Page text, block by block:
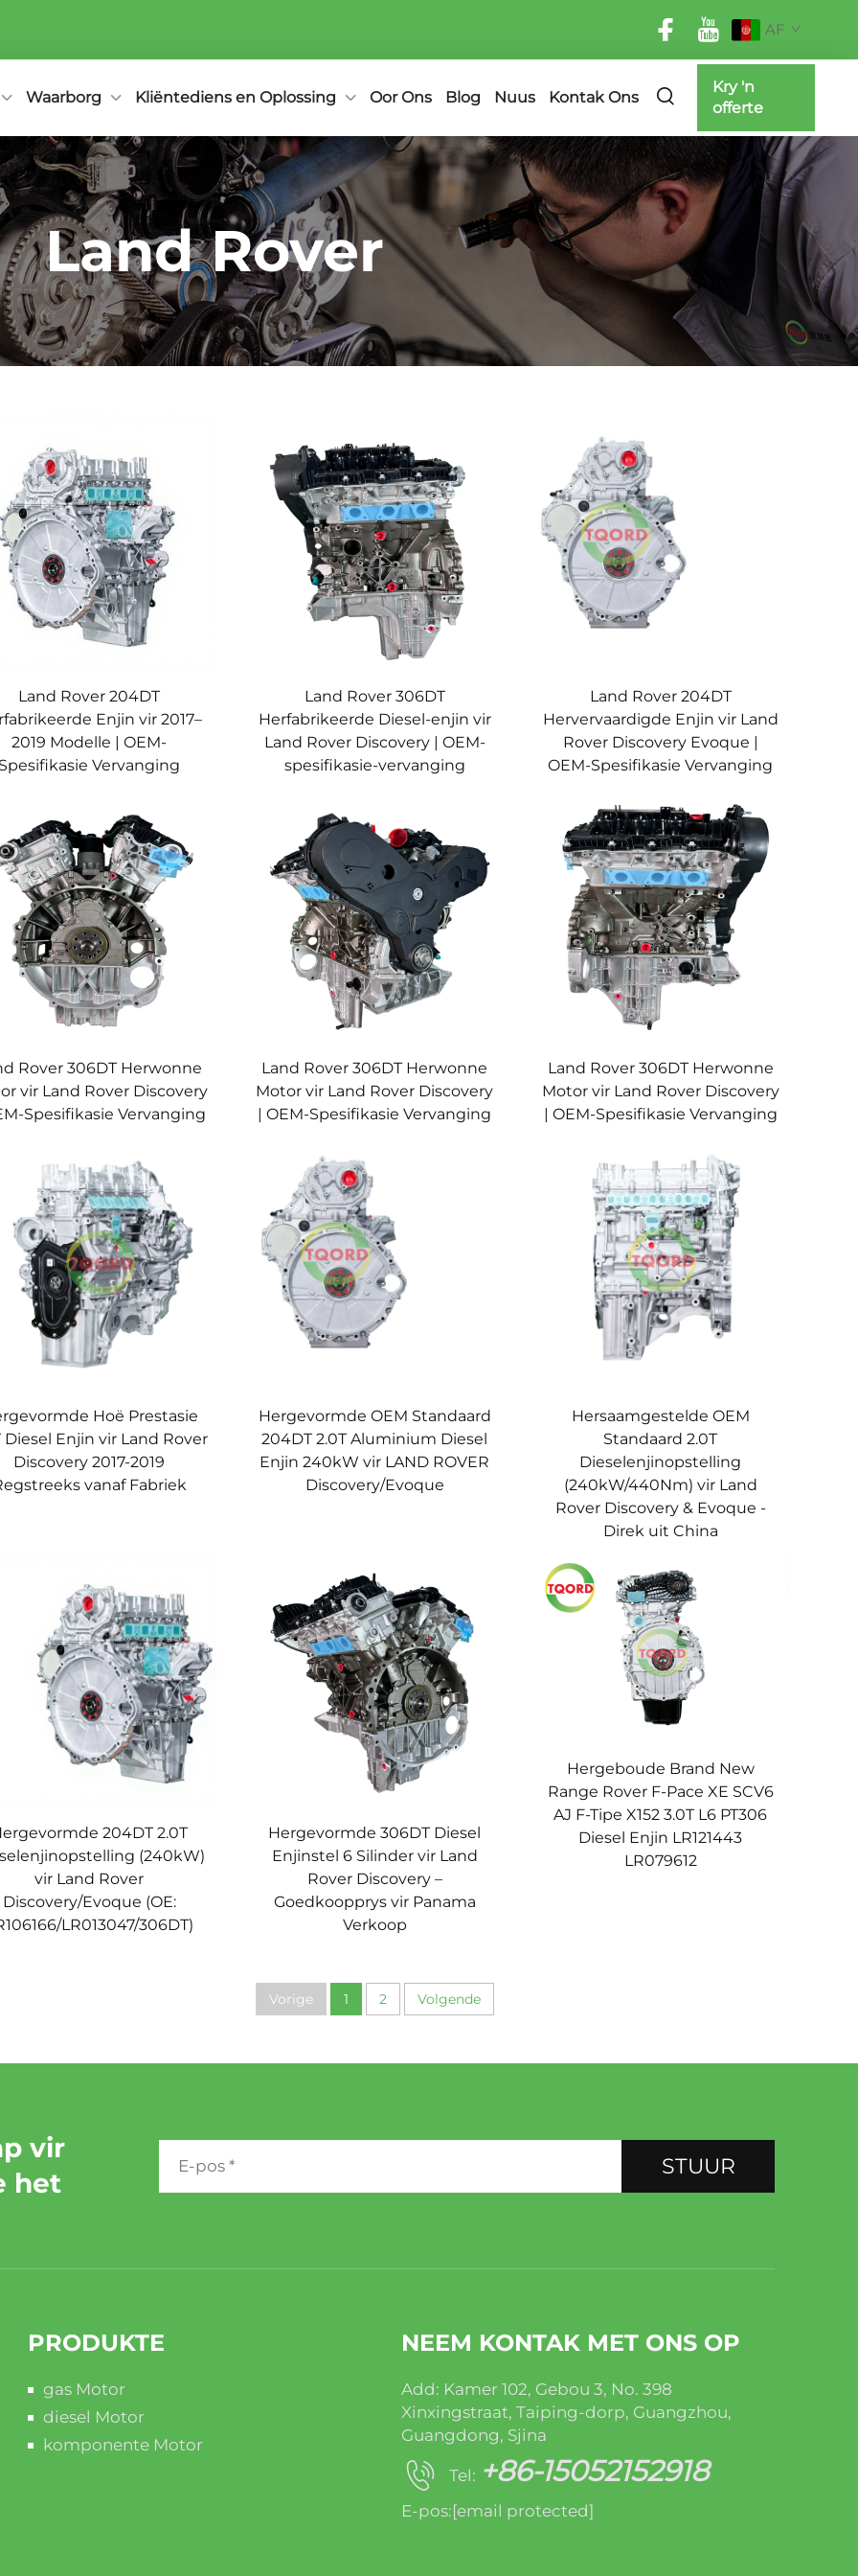
AF
Waarborg Kliëntediens en Oplossing Oor Ons Blog Nuus Kontak Ons
Kry 'n
offerte
Land Rover
Land Rover 204DT
Enjin vir 2017–
2019 Modelle | OEM-
Spesifikasie Vervanging
Land Rover 306DT
Herfabrikeerde Diesel-enjin vir
Land Rover Discovery | OEM-
spesifikasie-vervanging
Land Rover 204DT
Hervervaardigde Enjin vir Land
Rover Discovery Evoque |
OEM-Spesifikasie Vervanging
Rover 306DT Herwonne
vir Land Rover Discovery
Spesifikasie Vervanging
Land Rover 306DT Herwonne
Motor vir Land Rover Discovery
| OEM-Spesifikasie Vervanging
Land Rover 306DT Herwonne
Motor vir Land Rover Discovery
| OEM-Spesifikasie Vervanging
Hoë Prestasie
Diesel Enjin vir Land Rover
Discovery 2017-2019
vanaf Fabriek
Hergevormde OEM Standaard
204DT 2.0T Aluminium Diesel
Enjin 240kW vir LAND ROVER
Discovery/Evoque
Hersaamgestelde OEM
Standaard 2.0T
Dieselenjinopstelling
(240kW/440Nm) vir Land
Rover Discovery & Evoque -
Direk uit China
204DT 2.0T
(240kW)
vir Land Rover
Discovery/Evoque (OE:
LR013047/306DT)
Hergevormde 306DT Diesel
Enjinstel 6 Silinder vir Land
Rover Discovery –
Goedkoopprys vir Panama
Verkoop
Hergeboude Brand New
Range Rover F-Pace XE SCV6
AJ F-Tipe X152 3.0T L6 PT306
Diesel Enjin LR121443
LR079612
Vorige 1 2 Volgende
vir
het
STUUR
PRODUKTE
gas Motor
diesel Motor
komponente Motor
NEEM KONTAK MET ONS OP
Add: Kamer 102, Gebou 3, No. 398
Xinxingstraat, Taiping-dorp, Guangzhou,
Guangdong, Sjina
Tel: +86-15052152918
E-pos:[email protected]